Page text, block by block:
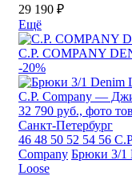
29 190 ₽
Ещё
C.P. COMPANY
-20%
46 48 50 52 54 56
Company Брюки 3/1
Loose